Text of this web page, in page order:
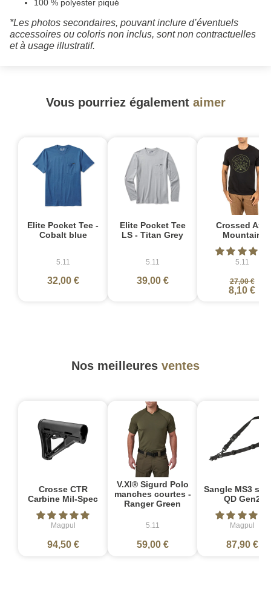
100 % polyester piqué
*Les photos secondaires, pouvant inclure d’éventuels
accessoires ou coloris non inclus, sont non contractuelles
et à usage illustratif.
Vous pourriez également aimer
Elite Pocket Tee -
Cobalt blue
5.11
32,00 €
Elite Pocket Tee
LS - Titan Grey
5.11
39,00 €
Crossed Axe
Mountain
5.11
27,00 €
8,10 €
Nos meilleures ventes
Crosse CTR
Carbine Mil-Spec
Magpul
94,50 €
V.XI® Sigurd Polo
manches courtes -
Ranger Green
5.11
59,00 €
Sangle MS3
QD Gen2
Magpul
87,90 €